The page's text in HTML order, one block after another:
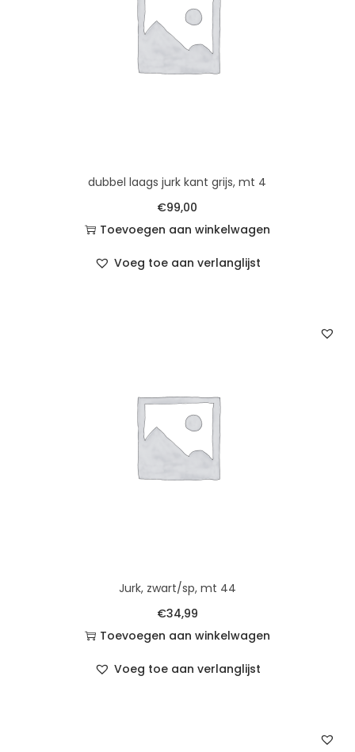
dubbel laags jurk kant grijs, mt 4
€99,00
Toevoegen aan winkelwagen
Voeg toe aan verlanglijst
Jurk, zwart/sp, mt 44
€34,99
Toevoegen aan winkelwagen
Voeg toe aan verlanglijst